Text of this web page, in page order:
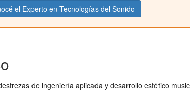
el Experto en Tecnologías del Sonido
de ingeniería aplicada y desarrollo estético